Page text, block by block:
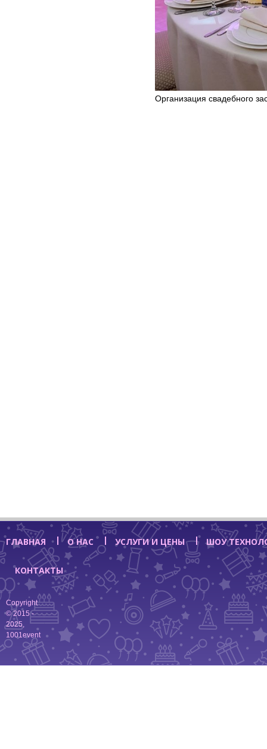
Организация свадебного
ГЛАВНАЯ О НАС УСЛУГИ И ЦЕНЫ ШОУ
КОНТАКТЫ
Copyright
© 2015 -
2025,
1001event